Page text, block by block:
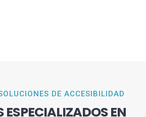
DE ACCESIBILIDAD
ESPECIALIZADOS EN